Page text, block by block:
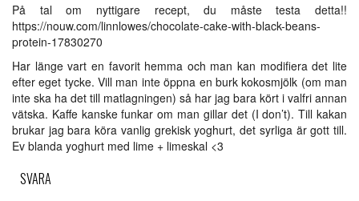
På tal om nyttigare recept, du måste testa detta!!
https://nouw.com/linnlowes/chocolate-cake-with-black-beans-
protein-17830270
Har länge vart en favorit hemma och man kan modifiera det lite
efter eget tycke. Vill man inte öppna en burk kokosmjölk (om man
inte ska ha det till matlagningen) så har jag bara kört i valfri annan
vätska. Kaffe kanske funkar om man gillar det (I don’t). Till kakan
brukar jag bara köra vanlig grekisk yoghurt, det syrliga är gott till.
Ev blanda yoghurt med lime + limeskal <3
SVARA